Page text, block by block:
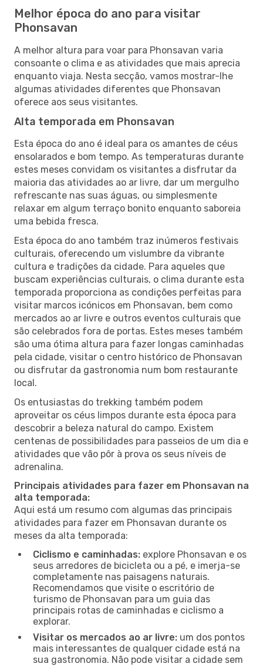
Melhor época do ano para visitar
Phonsavan
A melhor altura para voar para Phonsavan varia
consoante o clima e as atividades que mais aprecia
enquanto viaja. Nesta secção, vamos mostrar-lhe
algumas atividades diferentes que Phonsavan
oferece aos seus visitantes.
Alta temporada em Phonsavan
Esta época do ano é ideal para os amantes de céus
ensolarados e bom tempo. As temperaturas durante
estes meses convidam os visitantes a disfrutar da
maioria das atividades ao ar livre, dar um mergulho
refrescante nas suas águas, ou simplesmente
relaxar em algum terraço bonito enquanto saboreia
uma bebida fresca.
Esta época do ano também traz inúmeros festivais
culturais, oferecendo um vislumbre da vibrante
cultura e tradições da cidade. Para aqueles que
buscam experiências culturais, o clima durante esta
temporada proporciona as condições perfeitas para
visitar marcos icónicos em Phonsavan, bem como
mercados ao ar livre e outros eventos culturais que
são celebrados fora de portas. Estes meses também
são uma ótima altura para fazer longas caminhadas
pela cidade, visitar o centro histórico de Phonsavan
ou disfrutar da gastronomia num bom restaurante
local.
Os entusiastas do trekking também podem
aproveitar os céus limpos durante esta época para
descobrir a beleza natural do campo. Existem
centenas de possibilidades para passeios de um dia e
atividades que vão pôr à prova os seus níveis de
adrenalina.
Principais atividades para fazer em Phonsavan na
alta temporada:
Aqui está um resumo com algumas das principais
atividades para fazer em Phonsavan durante os
meses da alta temporada:
Ciclismo e caminhadas: explore Phonsavan e os
seus arredores de bicicleta ou a pé, e imerja-se
completamente nas paisagens naturais.
Recomendamos que visite o escritório de
turismo de Phonsavan para um guia das
principais rotas de caminhadas e ciclismo a
explorar.
Visitar os mercados ao ar livre: um dos pontos
mais interessantes de qualquer cidade está na
sua gastronomia. Não pode visitar a cidade sem